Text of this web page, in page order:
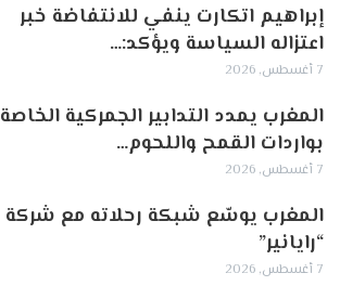
إبراهيم اتكارت ينفي للانتفاضة خبر
اعتزاله السياسة ويؤكد:…
7 أغسطس, 2026
المغرب يمدد التدابير الجمركية الخاصة
بواردات القمح واللحوم…
7 أغسطس, 2026
المغرب يوسّع شبكة رحلاته مع شركة
“رايانير”
7 أغسطس, 2026